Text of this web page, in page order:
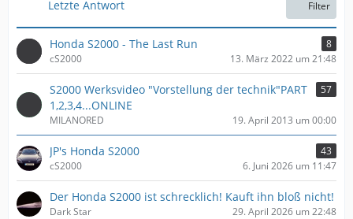
Letzte Antwort Filter
Honda S2000 - The Last Run
8
cS2000
13. März 2022 um 21:48
S2000 Werksvideo "Vorstellung der technik"PART
1,2,3,4...ONLINE
57
MILANORED 19. April 2013 um 00:00
JP's Honda S2000
43
cS2000
6. Juni 2026 um 11:47
Der Honda S2000 ist schrecklich! Kauft ihn bloß nicht!
Dark Star 29. April 2026 um 22:48